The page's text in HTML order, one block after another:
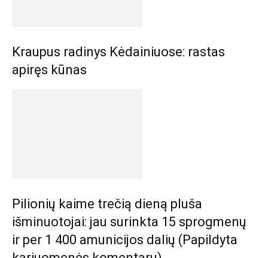
Kraupus radinys Kėdainiuose: rastas
apiręs kūnas
Pilionių kaime trečią dieną pluša
išminuotojai: jau surinkta 15 sprogmenų
ir per 1 400 amunicijos dalių (Papildyta